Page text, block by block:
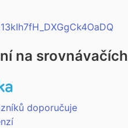
na srovnávačích
doporučuje